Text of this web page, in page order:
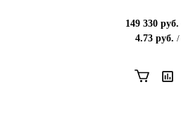
149 330 руб.
4.73руб. /